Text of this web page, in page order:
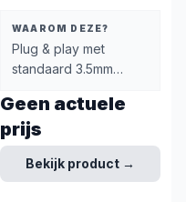
WAAROM DEZE?
Plug & play met
standaard 3.5mm
drivers of
ingewikkelde
installatie
Geen actuele
prijs
Bekijk product →